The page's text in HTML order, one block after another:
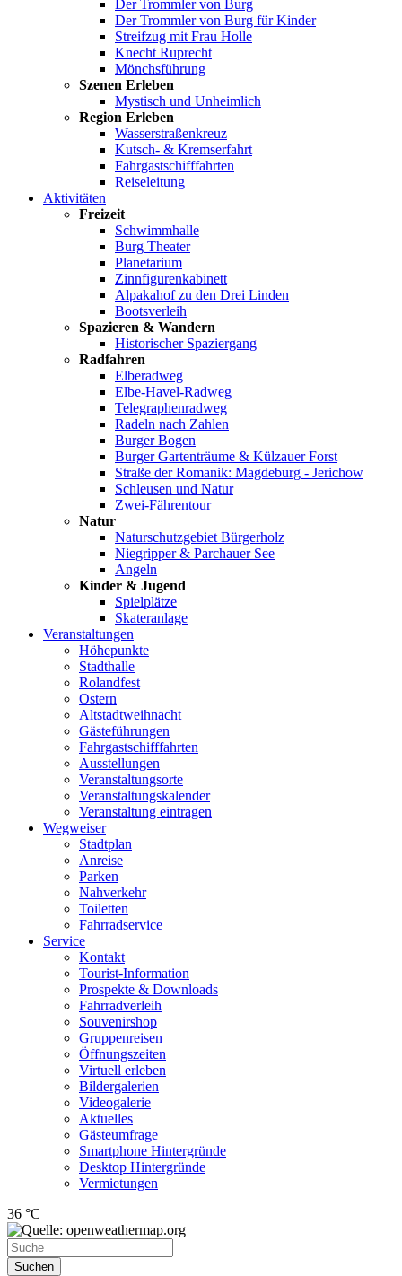
Der Trommler von Burg
Der Trommler von Burg für Kinder
Streifzug mit Frau Holle
Knecht Ruprecht
Mönchsführung
Szenen Erleben
Mystisch und Unheimlich
Region Erleben
Wasserstraßenkreuz
Kutsch- & Kremserfahrt
Fahrgastschifffahrten
Reiseleitung
Aktivitäten
Freizeit
Schwimmhalle
Burg Theater
Planetarium
Zinnfigurenkabinett
Alpakahof zu den Drei Linden
Bootsverleih
Spazieren & Wandern
Historischer Spaziergang
Radfahren
Elberadweg
Elbe-Havel-Radweg
Telegraphenradweg
Radeln nach Zahlen
Burger Bogen
Burger Gartenträume & Külzauer Forst
Straße der Romanik: Magdeburg - Jerichow
Schleusen und Natur
Zwei-Fährentour
Natur
Naturschutzgebiet Bürgerholz
Niegripper & Parchauer See
Angeln
Kinder & Jugend
Spielplätze
Skateranlage
Veranstaltungen
Höhepunkte
Stadthalle
Rolandfest
Ostern
Altstadtweihnacht
Gästeführungen
Fahrgastschifffahrten
Ausstellungen
Veranstaltungsorte
Veranstaltungskalender
Veranstaltung eintragen
Wegweiser
Stadtplan
Anreise
Parken
Nahverkehr
Toiletten
Fahrradservice
Service
Kontakt
Tourist-Information
Prospekte & Downloads
Fahrradverleih
Souvenirshop
Gruppenreisen
Öffnungszeiten
Virtuell erleben
Bildergalerien
Videogalerie
Aktuelles
Gästeumfrage
Smartphone Hintergründe
Desktop Hintergründe
Vermietungen
36 °C
Suchen